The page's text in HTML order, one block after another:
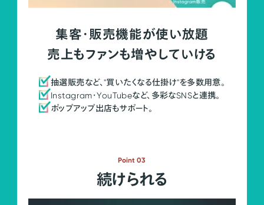
集客・販売機能が使い放題
売上もファンも増やしていける
抽選販売など、"買いたくなる仕掛け"を多数用意。
Instagram・YouTubeなど、多彩なSNSと連携。
ポップアップ出店もサポート。
Point 03
続けられる